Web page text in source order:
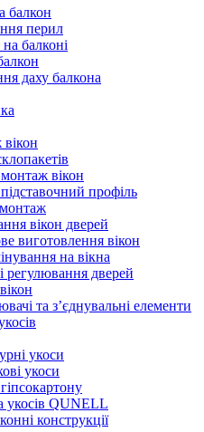
балкон
перил
балконі
даху балкона
вікон
профіль
вікон дверей
виготовлення вікон
на вікна
регулювання дверей
та з’єднувальні елементи
укоси
укоси
укосів QUNELL
конструкції